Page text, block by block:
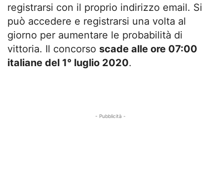
registrarsi con il proprio indirizzo email. Si
può accedere e registrarsi una volta al
giorno per aumentare le probabilità di
vittoria. Il concorso scade alle ore 07:00
italiane del 1° luglio 2020.
- Pubblicità -